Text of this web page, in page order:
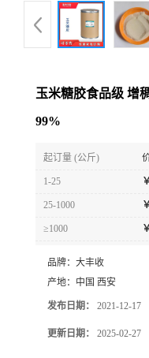
玉米糖胶食品级 增
99%
起订量 (公斤)
1-25
25-1000
≥1000
品牌： 大丰收
产地： 中国 西安
发布日期： 2021-12-17
更新日期： 2025-02-27